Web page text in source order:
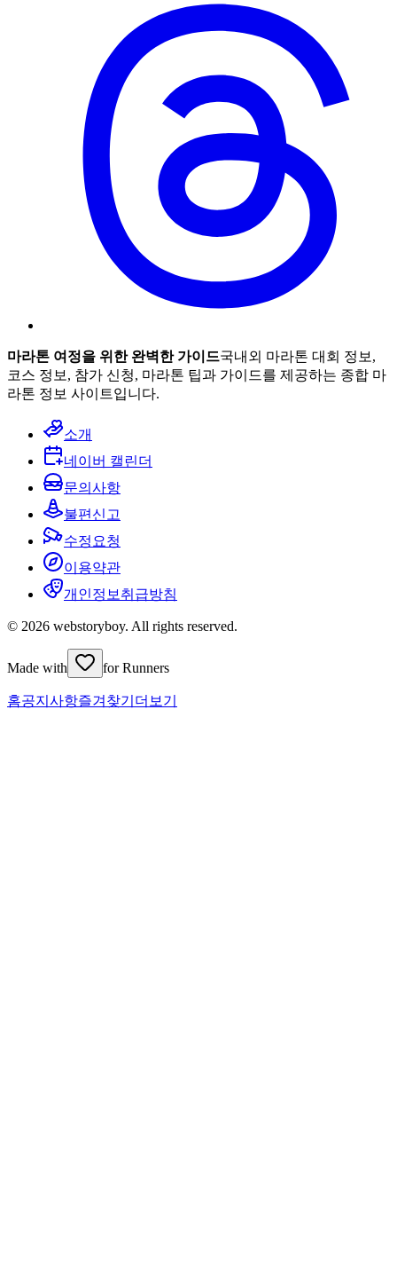
마라톤 여정을 위한 완벽한 가이드국내외 마라톤 대회 정보,
코스 정보, 참가 신청, 마라톤 팁과 가이드를 제공하는 종합 마
라톤 정보 사이트입니다.
소개
네이버 캘린더
문의사항
불편신고
수정요청
이용약관
개인정보취급방침
© 2026 webstoryboy. All rights reserved.
Made with for Runners
홈공지사항즐겨찾기 더보기